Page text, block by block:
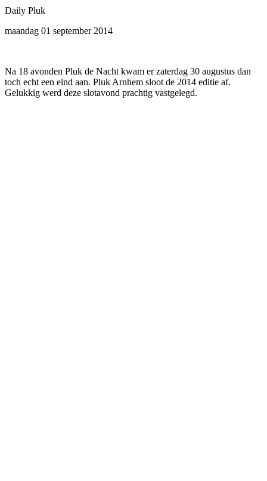
Daily Pluk
maandag 01 september 2014
Na 18 avonden Pluk de Nacht kwam er zaterdag 30 augustus dan
toch echt een eind aan. Pluk Arnhem sloot de 2014 editie af.
Gelukkig werd deze slotavond prachtig vastgelegd.